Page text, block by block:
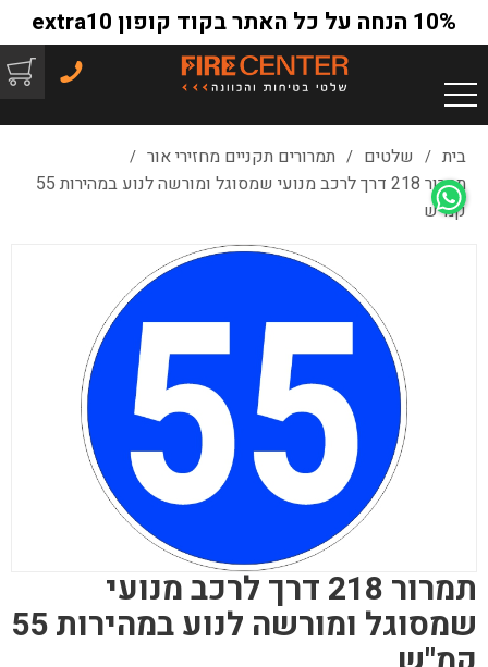
10% הנחה על כל האתר בקוד קופון extra10
בית / שלטים / תמרורים תקניים מחזירי אור /
תמרור 218 דרך לרכב מנועי שמסוגל ומורשה לנוע במהירות 55
קמ"ש
תמרור 218 דרך לרכב מנועי
שמסוגל ומורשה לנוע במהירות 55